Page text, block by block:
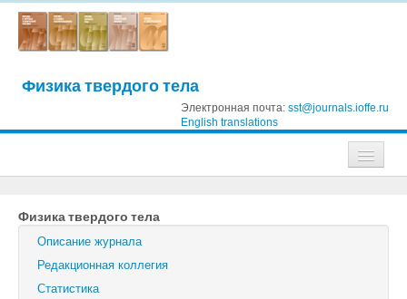
Физика твердого тела
Электронная почта: sst@journals.ioffe.ru
English translations
Журнал технической физики
Письма в Журнал технической физики
Физика твердого тела
Физика твердого тела
Описание журнала
Редакционная коллегия
Статистика